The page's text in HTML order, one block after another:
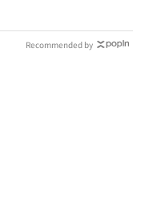
Recommended by